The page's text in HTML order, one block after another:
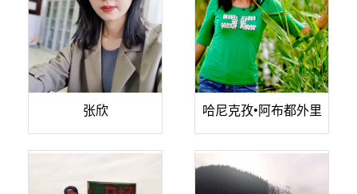
张欣 哈尼克孜•阿布都外里